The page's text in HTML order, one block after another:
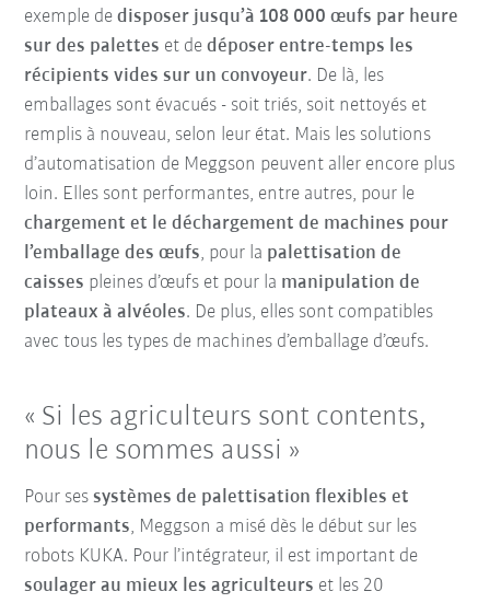
exemple dedisposer jusqu’à 108 000 œufs par heure
sur des palettes et de déposer entre-temps les
récipients vides sur un convoyeur. De là, les
emballages sont évacués - soit triés, soit nettoyés et
remplis à nouveau, selon leur état. Mais les solutions
d’automatisation de Meggson peuvent aller encore plus
loin. Elles sont performantes, entre autres, pour le
chargement et le déchargement de machines pour
l’emballage des œufs, pour la palettisation de
caisses pleines d’œufs et pour la manipulation de
plateaux à alvéoles. De plus, elles sont compatibles
avec tous les types de machines d’emballage d’œufs.
« Si les agriculteurs sont contents,
nous le sommes aussi »
Pour sessystèmes de palettisation flexibles et
performants, Meggson a misé dès le début sur les
robots KUKA. Pour l’intégrateur, il est important de
soulager au mieux les agriculteurs et les 20